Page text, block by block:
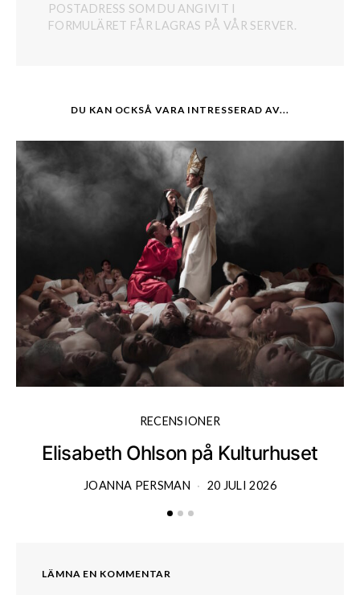
POSTADRESS SOM DU ANGIVIT I
FORMULÄRET FÅR LAGRAS PÅ VÅR SERVER.
DU KAN OCKSÅ VARA INTRESSERAD AV...
RECENSIONER
Elisabeth Ohlson på Kulturhuset
JOANNA PERSMAN 20 JULI 2026
LÄMNA EN KOMMENTAR